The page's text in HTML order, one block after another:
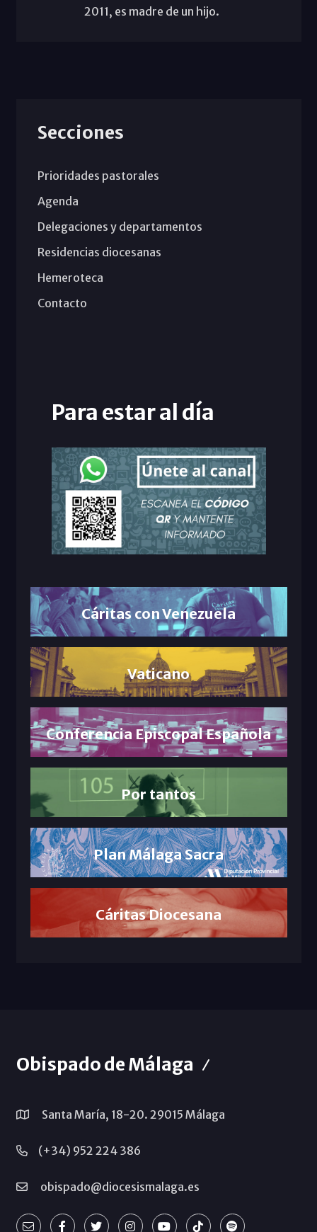
2011, es madre de un hijo.
Secciones
Prioridades pastorales
Agenda
Delegaciones y departamentos
Residencias diocesanas
Hemeroteca
Contacto
Para estar al día
Cáritas con Venezuela
Vaticano
Conferencia Episcopal Española
Por tantos
Plan Málaga Sacra
Cáritas Diocesana
Obispado de Málaga
Santa María, 18-20. 29015 Málaga
(+34) 952 224 386
obispado@diocesismalaga.es